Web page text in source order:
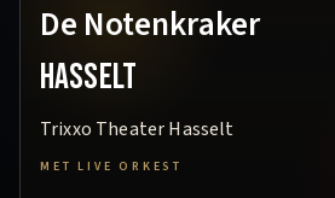
De Notenkraker
Hasselt
Trixxo Theater Hasselt
MET LIVE ORKEST